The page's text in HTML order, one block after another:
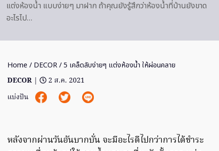
แต่งห้องน้ำ แบบง่ายๆ มาฝาก ถ้าคุณยังรู้สึกว่าห้องน้ำที่บ้านยังขาด
อะไรไป…
Home / DECOR/ 5 เคล็ดลับง่ายๆ แต่งห้องน้ำ ให้ผ่อนคลาย
DECOR |
2 ส.ค. 2021
แบ่งปัน
หลังจากผ่านวันอันบากบั่น จะมีอะไรดีไปกว่าการได้ชำระ